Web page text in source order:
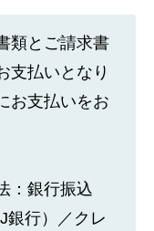
類とご請求書
支払いとなり
お支払いをお
：銀行振込
銀行）／クレ